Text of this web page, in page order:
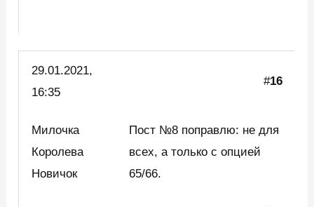
29.01.2021,
16:35
#16
Милочка
Королева
Новичок
Пост №8 поправлю: не для
всех, а только с опцией
65/66.